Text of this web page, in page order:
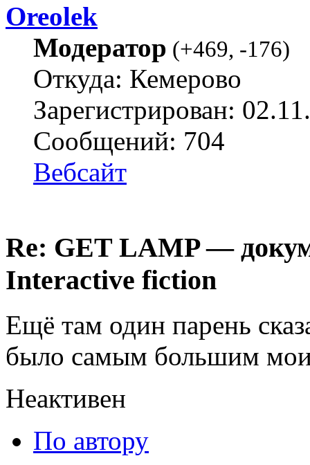
Oreolek
Модератор (+469, -176)
Откуда: Кемерово
Зарегистрирован:
Сообщений: 704
Вебсайт
Re: GET LAMP —
Interactive fiction
Ещё там один парень
было самым большим
Неактивен
По автору